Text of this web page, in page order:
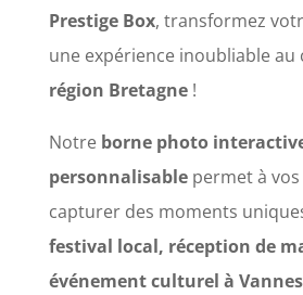
Prestige Box, transformez
une expérience inoubliable
région Bretagne!
Notre borne photo
personnalisablepermet à vos
capturer des moments
festival local, réception de
événement culturel à Vannes